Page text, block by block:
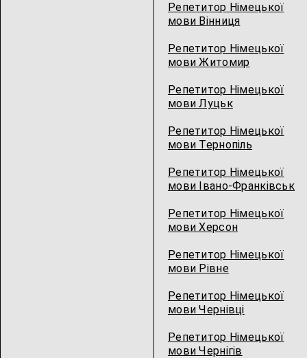
Репетитор Німецької
мови Вінниця
Репетитор Німецької
мови Житомир
Репетитор Німецької
мови Луцьк
Репетитор Німецької
мови Тернопіль
Репетитор Німецької
мови Івано-Франківськ
Репетитор Німецької
мови Херсон
Репетитор Німецької
мови Рівне
Репетитор Німецької
мови Чернівці
Репетитор Німецької
мови Чернігів